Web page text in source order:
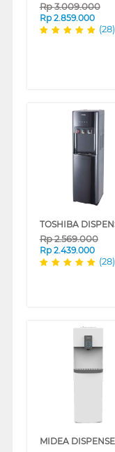
Rp3.009.000
Rp 2.859.000
(28)
Rp2.569.000
Rp 2.439.000
(28)